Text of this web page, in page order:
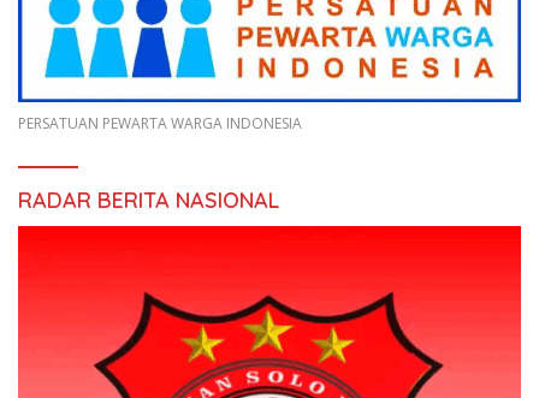
PERSATUAN PEWARTA WARGA INDONESIA
RADAR BERITA NASIONAL